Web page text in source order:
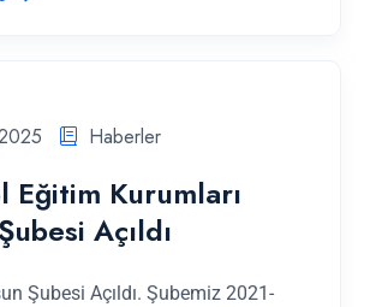
Haberler
Eğitim Kurumları
Açıldı
Şubesi Açıldı. Şubemiz 2021-